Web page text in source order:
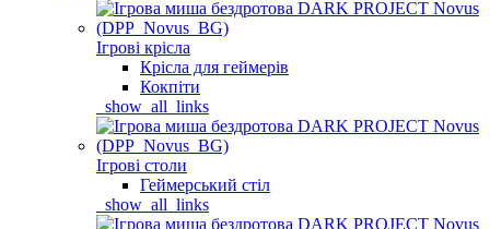
Ігрові крісла
Крісла для геймерів
Кокпіти
_show_all_links
Ігрові столи
Геймерський стіл
_show_all_links